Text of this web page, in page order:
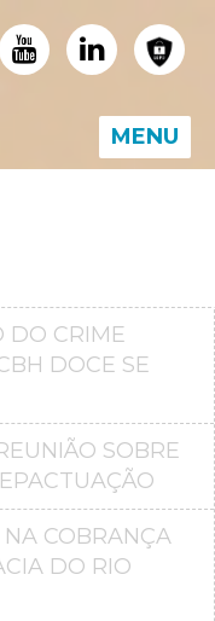
MENU
DO CRIME
DOCE SE
SOBRE
COBRANÇA
DO RIO